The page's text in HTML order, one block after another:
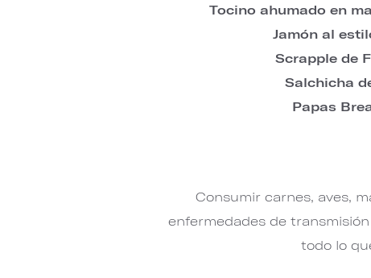
Tocino ahumado en
Jamón al
Scrapple de
Salchicha
Papas
Consumir carnes, aves,
enfermedades de
todo lo